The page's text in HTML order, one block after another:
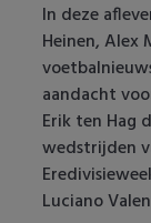
FC Utrecht
Feyenoord
Heracles
NAC Breda
Champions
Europa
Conference
In deze
Heinen, Alex
aandacht
Erik ten Hag
wedstrijden
Luciano